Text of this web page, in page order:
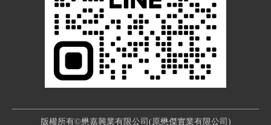
版權所有©懋嘉興業有限公司(原懋傑實業有限公司)